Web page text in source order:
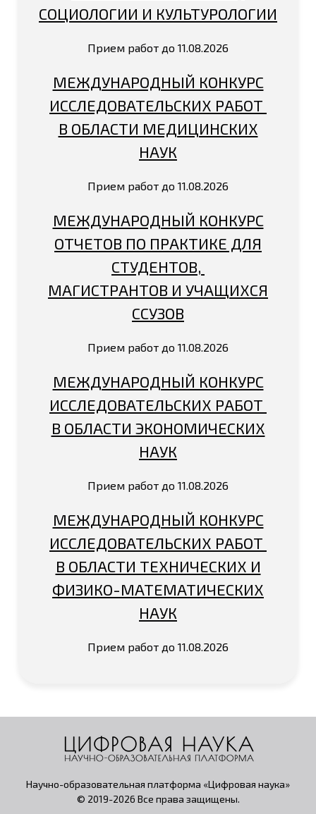
СОЦИОЛОГИИ И КУЛЬТУРОЛОГИИ
Прием работ до 11.08.2026
МЕЖДУНАРОДНЫЙ КОНКУРС
ИССЛЕДОВАТЕЛЬСКИХ РАБОТ
В ОБЛАСТИ МЕДИЦИНСКИХ
НАУК
Прием работ до 11.08.2026
МЕЖДУНАРОДНЫЙ КОНКУРС
ОТЧЕТОВ ПО ПРАКТИКЕ ДЛЯ
СТУДЕНТОВ,
МАГИСТРАНТОВ И УЧАЩИХСЯ
ССУЗОВ
Прием работ до 11.08.2026
МЕЖДУНАРОДНЫЙ КОНКУРС
ИССЛЕДОВАТЕЛЬСКИХ РАБОТ
В ОБЛАСТИ ЭКОНОМИЧЕСКИХ
НАУК
Прием работ до 11.08.2026
МЕЖДУНАРОДНЫЙ КОНКУРС
ИССЛЕДОВАТЕЛЬСКИХ РАБОТ
В ОБЛАСТИ ТЕХНИЧЕСКИХ И
ФИЗИКО-МАТЕМАТИЧЕСКИХ
НАУК
Прием работ до 11.08.2026
Научно-образовательная платформа «Цифровая наука»
© 2019-2026 Все права защищены.